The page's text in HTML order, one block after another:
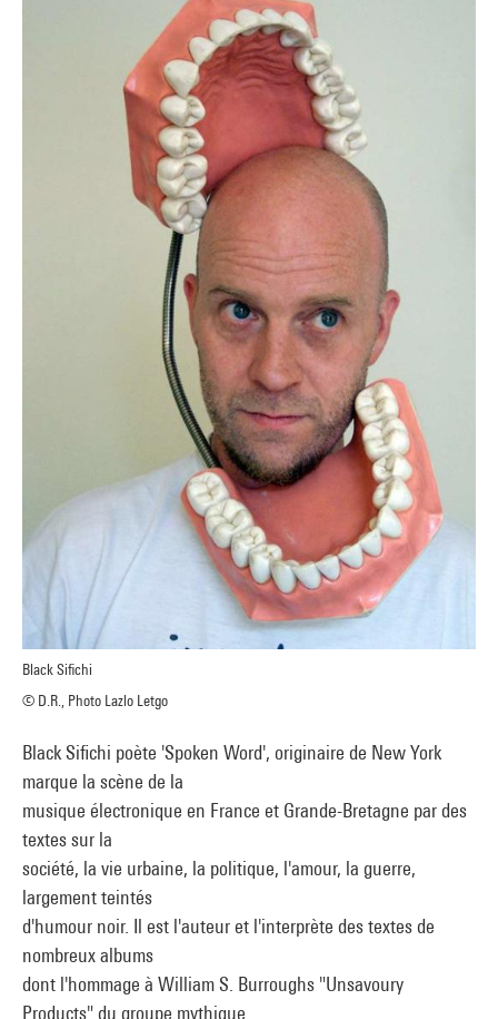
Black Sifichi
© D.R., Photo Lazlo Letgo
Black Sifichi poète 'Spoken Word', originaire de New York
marque la scène de la
musique électronique en France et Grande-Bretagne par des
textes sur la
société, la vie urbaine, la politique, l'amour, la guerre,
largement teintés
d'humour noir. Il est l'auteur et l'interprète des textes de
nombreux albums
dont l'hommage à William S. Burroughs "Unsavoury
Products" du groupe mythique